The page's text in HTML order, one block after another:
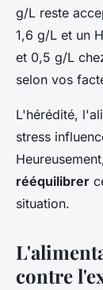
g/L reste
1,6 g/L et un
et 0,5 g/L
selon vos
L'hérédité,
stress
rééquilibrer
situation.
contre